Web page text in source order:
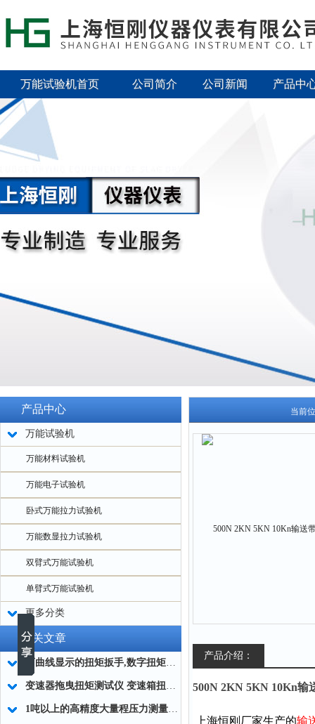
万能试验机首页 公司简介 公司新闻 产品中
产品中心
万能试验机
万能材料试验机
万能电子试验机
卧式万能拉力试验机
万能数显拉力试验机
双臂式万能试验机
单臂式万能试验机
更多分类
相关文章
可曲线显示的扭矩扳手,数字扭矩扳手可曲线显示的
变速器拖曳扭矩测试仪 变速箱扭矩测试仪器 汽车机械扭矩测试仪品牌
1吨以上的高精度大量程压力测量仪 数字式大量程压力测力计
当前
产品介绍：
500N 2KN 5KN 10Kn输
上海恒刚厂家生产的输